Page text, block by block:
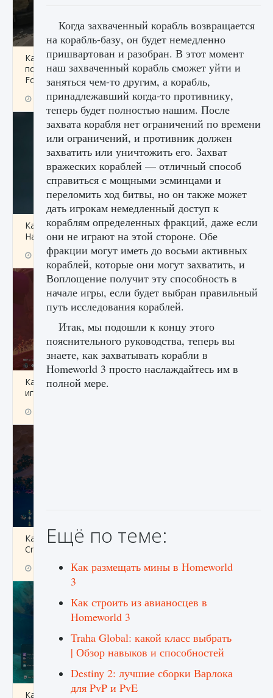
Как исправить текстовую ошибку
пользовательского интерфейса Delta
Force Hawk Ops
9 августа 2024 1 945 0 0
Как проверить статус сервера Delta Force
Hawk Ops
9 августа 2024 1 286 0 0
Как приручить существ джунглей Нари в
игре Creatures of Ava
Как разблокировать заклинание Крист в
Creatures of Ava
9 августа 2024 1 393 0 0
Как приручить существ из степей Тамура в
Когда захваченный корабль возвращается
на корабль-базу, он будет немедленно
пришвартован и разобран. В этот момент
наш захваченный корабль сможет уйти и
заняться чем-то другим, а корабль,
принадлежавший когда-то противнику,
теперь будет полностью нашим. После
захвата корабля нет ограничений по времени
или ограничений, и противник должен
захватить или уничтожить его. Захват
вражеских кораблей — отличный способ
справиться с мощными эсминцами и
переломить ход битвы, но он также может
дать игрокам немедленный доступ к
кораблям определенных фракций, даже если
они не играют на этой стороне. Обе
фракции могут иметь до восьми активных
кораблей, которые они могут захватить, и
Воплощение получит эту способность в
начале игры, если будет выбран правильный
путь исследования кораблей.
Итак, мы подошли к концу этого
пояснительного руководства, теперь вы
знаете, как захватывать корабли в
Homeworld 3 просто наслаждайтесь им в
полной мере.
Ещё по теме:
Как размещать мины в Homeworld
3
Как строить из авианосцев в
Homeworld 3
Traha Global: какой класс выбрать
| Обзор навыков и способностей
Destiny 2: лучшие сборки Варлока
для PvP и PvE